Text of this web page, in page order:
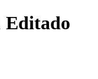
Editado